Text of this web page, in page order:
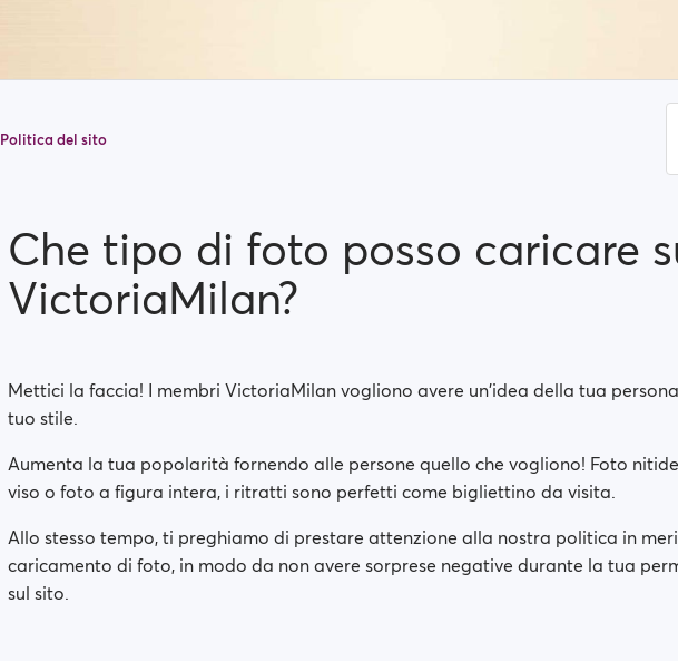
Politica del sito
Che tipo di foto posso caricare
VictoriaMilan?
Mettici la faccia! I membri VictoriaMilan vogliono avere un'idea della tua
tuo stile.
Aumenta la tua popolarità fornendo alle persone quello che vogliono! Foto
viso o foto a figura intera, i ritratti sono perfetti come bigliettino da visita.
Allo stesso tempo, ti preghiamo di prestare attenzione alla nostra politica in
caricamento di foto, in modo da non avere sorprese negative durante la tua
sul sito.